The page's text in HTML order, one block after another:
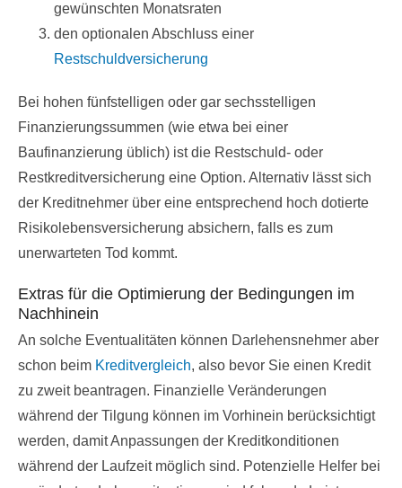
gewünschten Monatsraten
den optionalen Abschluss einer
Restschuldversicherung
Bei hohen fünfstelligen oder gar sechsstelligen
Finanzierungssummen (wie etwa bei einer
Baufinanzierung üblich) ist die Restschuld- oder
Restkreditversicherung eine Option. Alternativ lässt sich
der Kreditnehmer über eine entsprechend hoch dotierte
Risikolebensversicherung absichern, falls es zum
unerwarteten Tod kommt.
Extras für die Optimierung der Bedingungen im
Nachhinein
An solche Eventualitäten können Darlehensnehmer aber
schon beim Kreditvergleich, also bevor Sie einen Kredit
zu zweit beantragen. Finanzielle Veränderungen
während der Tilgung können im Vorhinein berücksichtigt
werden, damit Anpassungen der Kreditkonditionen
während der Laufzeit möglich sind. Potenzielle Helfer bei